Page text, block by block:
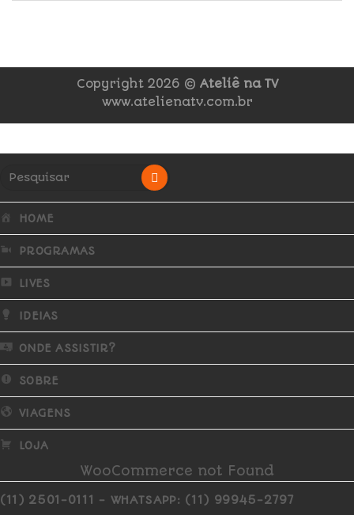
Copyright 2026 © Ateliê na TV
www.atelienatv.com.br
HOME
PROGRAMAS
LIVES
IDEIAS
ONDE ASSISTIR?
SOBRE
VIAGENS
LOJA
WooCommerce not Found
(11) 2501-0111 - WHATSAPP: (11) 99945-2797